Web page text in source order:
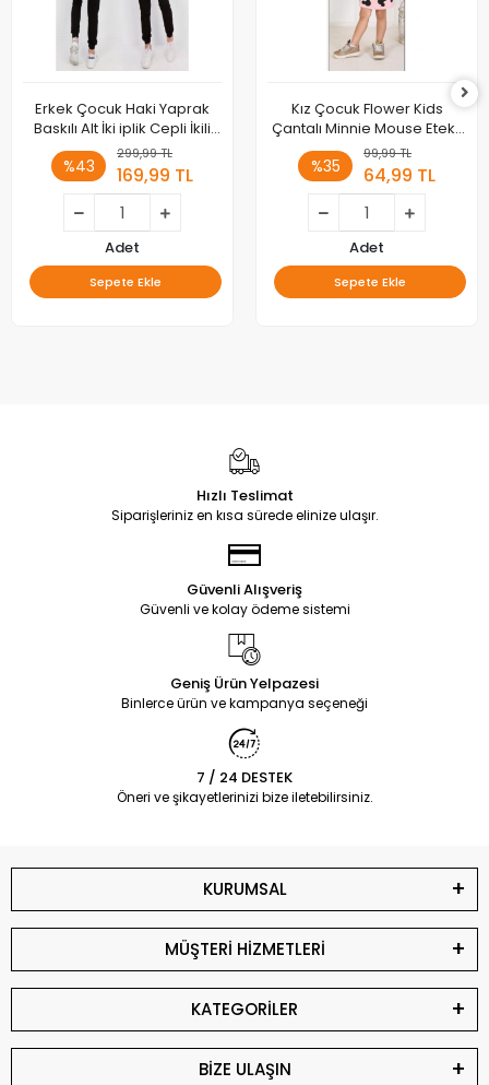
Erkek Çocuk Haki Yaprak
Baskılı Alt İki iplik Cepli İkili
Takım
%43
299,99 TL
169,99 TL
Adet
Sepete Ekle
Kız Çocuk Flower Kids
Çantalı Minnie Mouse Etekli
Takım
%35
99,99 TL
64,99 TL
Adet
Sepete Ekle
Hızlı Teslimat
Siparişleriniz en kısa sürede elinize ulaşır.
Güvenli Alışveriş
Güvenli ve kolay ödeme sistemi
Geniş Ürün Yelpazesi
Binlerce ürün ve kampanya seçeneği
7 / 24 DESTEK
Öneri ve şikayetlerinizi bize iletebilirsiniz.
KURUMSAL
MÜŞTERİ HİZMETLERİ
KATEGORİLER
BİZE ULAŞIN